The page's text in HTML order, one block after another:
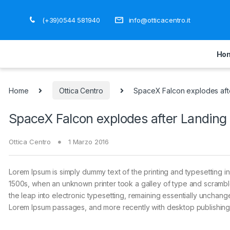
(+39)0544 581940 info@otticacentro.it
Home Ottica Centro SpaceX Falcon explodes
SpaceX Falcon explodes after Landing
Ottica Centro 1 Marzo 2016
Lorem Ipsum is simply dummy text of the printing and typesetting
1500s, when an unknown printer took a galley of type and
the leap into electronic typesetting, remaining essentially
Lorem Ipsum passages, and more recently with desktop